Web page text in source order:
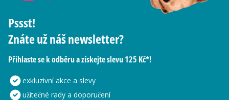
Pssst!
Znáte už náš newsletter?
Přihlaste se k odběru a získejte slevu 125 Kč*!
exkluzivní akce a slevy
užitečné rady a doporučení